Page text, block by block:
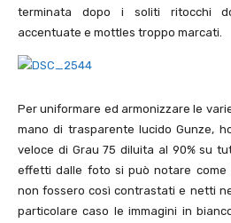
terminata dopo i soliti ritocchi
accentuate e mottles troppo marcati.
Per uniformare ed armonizzare le
mano di trasparente lucido Gunze,
veloce di Grau 75 diluita al 90% su
effetti dalle foto si può notare come
non fossero così contrastati e netti
particolare caso le immagini in